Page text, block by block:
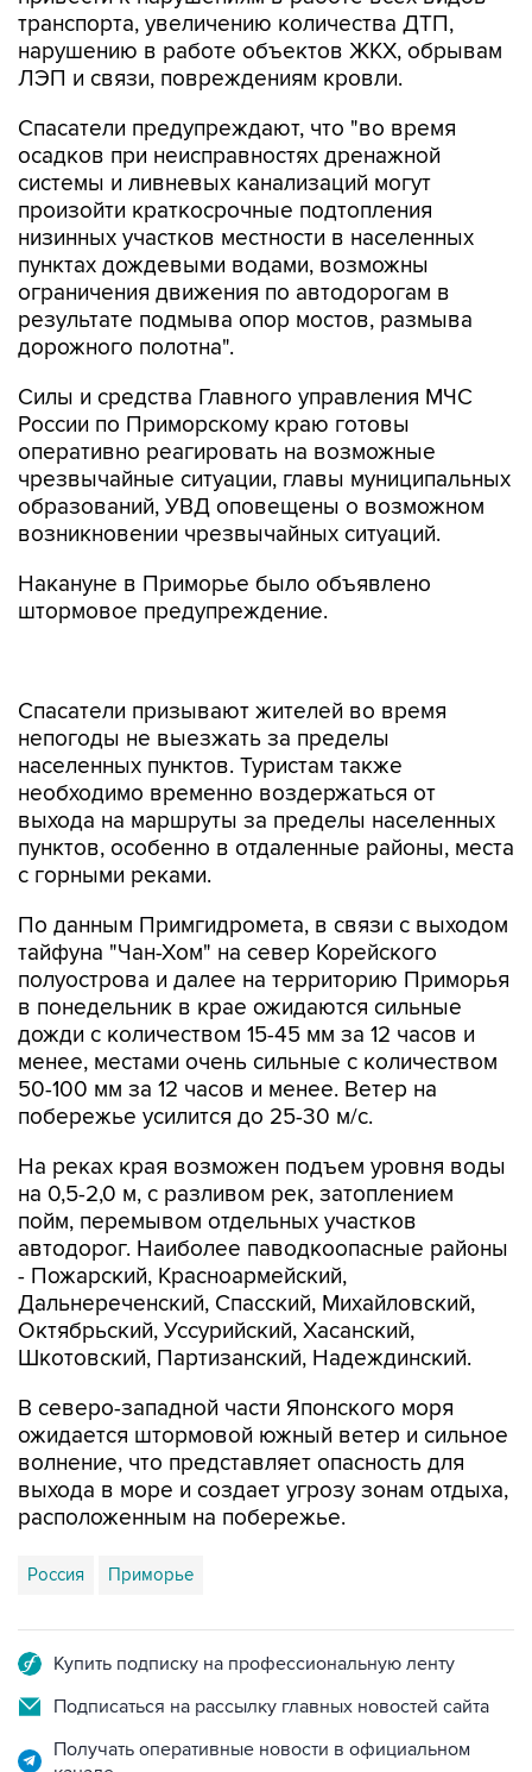
транспорта, увеличению количества ДТП,
нарушению в работе объектов ЖКХ, обрывам
ЛЭП и связи, повреждениям кровли.
Спасатели предупреждают, что "во время
осадков при неисправностях дренажной
системы и ливневых канализаций могут
произойти краткосрочные подтопления
низинных участков местности в населенных
пунктах дождевыми водами, возможны
ограничения движения по автодорогам в
результате подмыва опор мостов, размыва
дорожного полотна".
Силы и средства Главного управления МЧС
России по Приморскому краю готовы
оперативно реагировать на возможные
чрезвычайные ситуации, главы муниципальных
образований, УВД оповещены о возможном
возникновении чрезвычайных ситуаций.
Накануне в Приморье было объявлено
штормовое предупреждение.
населенных пунктов. Туристам также
необходимо временно воздержаться от
выхода на маршруты за пределы населенных
пунктов, особенно в отдаленные районы, места
с горными реками.
По данным Примгидромета, в связи с выходом
полуострова и далее на территорию Приморья
в понедельник в крае ожидаются сильные
дожди с количеством 15-45 мм за 12 часов и
менее, местами очень сильные с количеством
50-100 мм за 12 часов и менее. Ветер на
побережье усилится до 25-30 м/с.
На реках края возможен подъем уровня воды
пойм, перемывом отдельных участков
автодорог. Наиболее паводкоопасные районы
- Пожарский, Красноармейский,
Дальнереченский, Спасский, Михайловский,
Октябрьский, Уссурийский, Хасанский,
Шкотовский, Партизанский, Надеждинский.
В северо-западной части Японского моря
волнение, что представляет опасность для
выхода в море и создает угрозу зонам отдыха,
расположенным на побережье.
Россия Приморье
Подписаться на рассылку главных новостей сайта
Получать оперативные новости в официальном